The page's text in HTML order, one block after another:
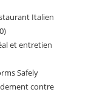
Italien
et entretien
Safely
contre